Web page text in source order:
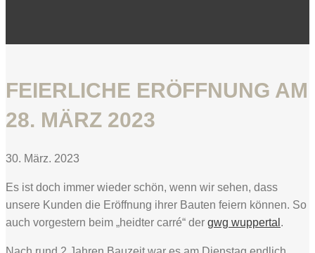
FEIERLICHE ERÖFFNUNG AM
28. MÄRZ 2023
30. März. 2023
Es ist doch immer wieder schön, wenn wir sehen, dass
unsere Kunden die Eröffnung ihrer Bauten feiern können. So
auch vorgestern beim „heidter carré“ der gwg wuppertal .